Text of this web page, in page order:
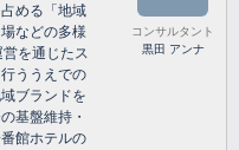
める「地域
などの多様
を通じたス
ううえでの
ブランドを
基盤維持・
館ホテルの
コンサルタント
黒田 アンナ